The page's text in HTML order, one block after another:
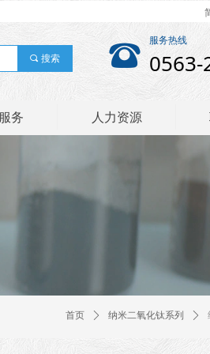
뀰 服务热线
0563-
务 人力资源
끠 搜索
首页 ꄲ 纳米二氧化钛系列 ꄲ